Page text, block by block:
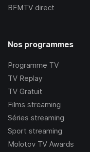
BFMTV direct
Nos programmes
Programme TV
TV Replay
TV Gratuit
Films streaming
Séries streaming
Sport streaming
Molotov TV Awards